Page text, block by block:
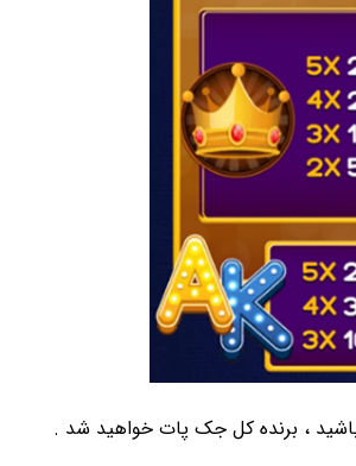
، برنده کل جک پات خواهید شد .